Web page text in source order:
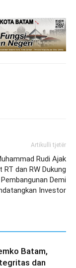
Artikulli tjetër
Rudi Ajak
RT dan RW Dukung
Pembangunan Demi
Investor
Batam,
dan